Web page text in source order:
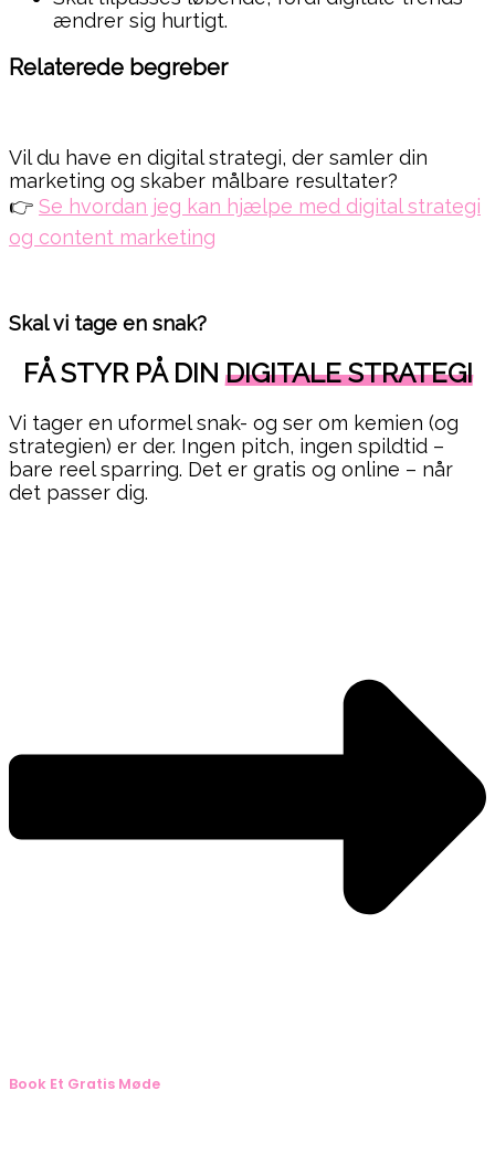
ændrer sig hurtigt.
Relaterede begreber
Vil du have en digital strategi, der samler din
marketing og skaber målbare resultater?
👉 Se hvordan jeg kan hjælpe med digital strategi
og content marketing
Skal vi tage en snak?
FÅ STYR PÅ DIN DIGITALE STRATEGI
Vi tager en uformel snak- og ser om kemien (og
strategien) er der. Ingen pitch, ingen spildtid –
bare reel sparring. Det er gratis og online – når
det passer dig.
Book Et Gratis Møde